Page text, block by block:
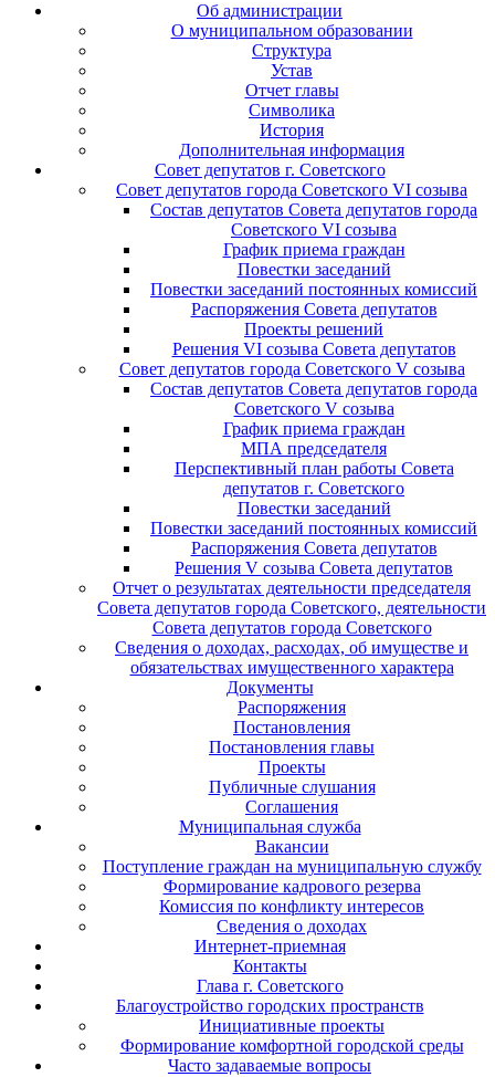
Об администрации
О муниципальном образовании
Структура
Устав
Отчет главы
Символика
История
Дополнительная информация
Совет депутатов г. Советского
Совет депутатов города Советского VI созыва
Состав депутатов Совета депутатов города
Советского VI созыва
График приема граждан
Повестки заседаний
Повестки заседаний постоянных комиссий
Распоряжения Совета депутатов
Проекты решений
Решения VI созыва Совета депутатов
Совет депутатов города Советского V созыва
Состав депутатов Совета депутатов города
Советского V созыва
График приема граждан
МПА председателя
Перспективный план работы Совета
депутатов г. Советского
Повестки заседаний
Повестки заседаний постоянных комиссий
Распоряжения Совета депутатов
Решения V созыва Совета депутатов
Отчет о результатах деятельности председателя
Совета депутатов города Советского, деятельности
Совета депутатов города Советского
Сведения о доходах, расходах, об имуществе и
обязательствах имущественного характера
Документы
Распоряжения
Постановления
Постановления главы
Проекты
Публичные слушания
Соглашения
Муниципальная служба
Вакансии
Поступление граждан на муниципальную службу
Формирование кадрового резерва
Комиссия по конфликту интересов
Сведения о доходах
Интернет-приемная
Контакты
Глава г. Советского
Благоустройство городских пространств
Инициативные проекты
Формирование комфортной городской среды
Часто задаваемые вопросы